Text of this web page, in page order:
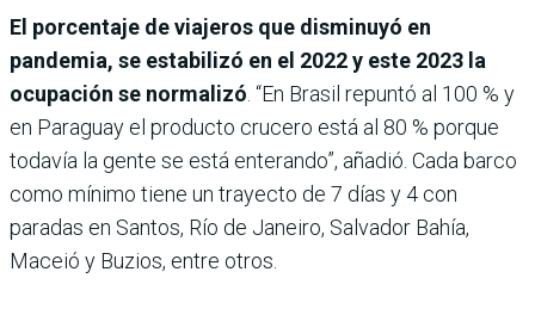
El porcentaje de viajeros que disminuyó en
pandemia, se estabilizó en el 2022 y este 2023 la
ocupación se normalizó . “En Brasil repuntó al 100 % y
en Paraguay el producto crucero está al 80 % porque
todavía la gente se está enterando”, añadió. Cada barco
como mínimo tiene un trayecto de 7 días y 4 con
paradas en Santos, Río de Janeiro, Salvador Bahía,
Maceió y Buzios, entre otros.